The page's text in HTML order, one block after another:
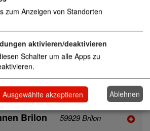
Servicewohnen
"Wohnpark Marienthal"
Wohnen Wohnen
Senioren
Servicewohnen
Brilon 59929 Brilon
zum Anzeigen von Standorten
aktivieren/deaktivieren
Schalter um alle Apps zu
Ausgewählte akzeptieren Ablehnen